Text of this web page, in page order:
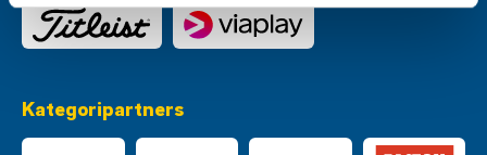
Kategoripartners